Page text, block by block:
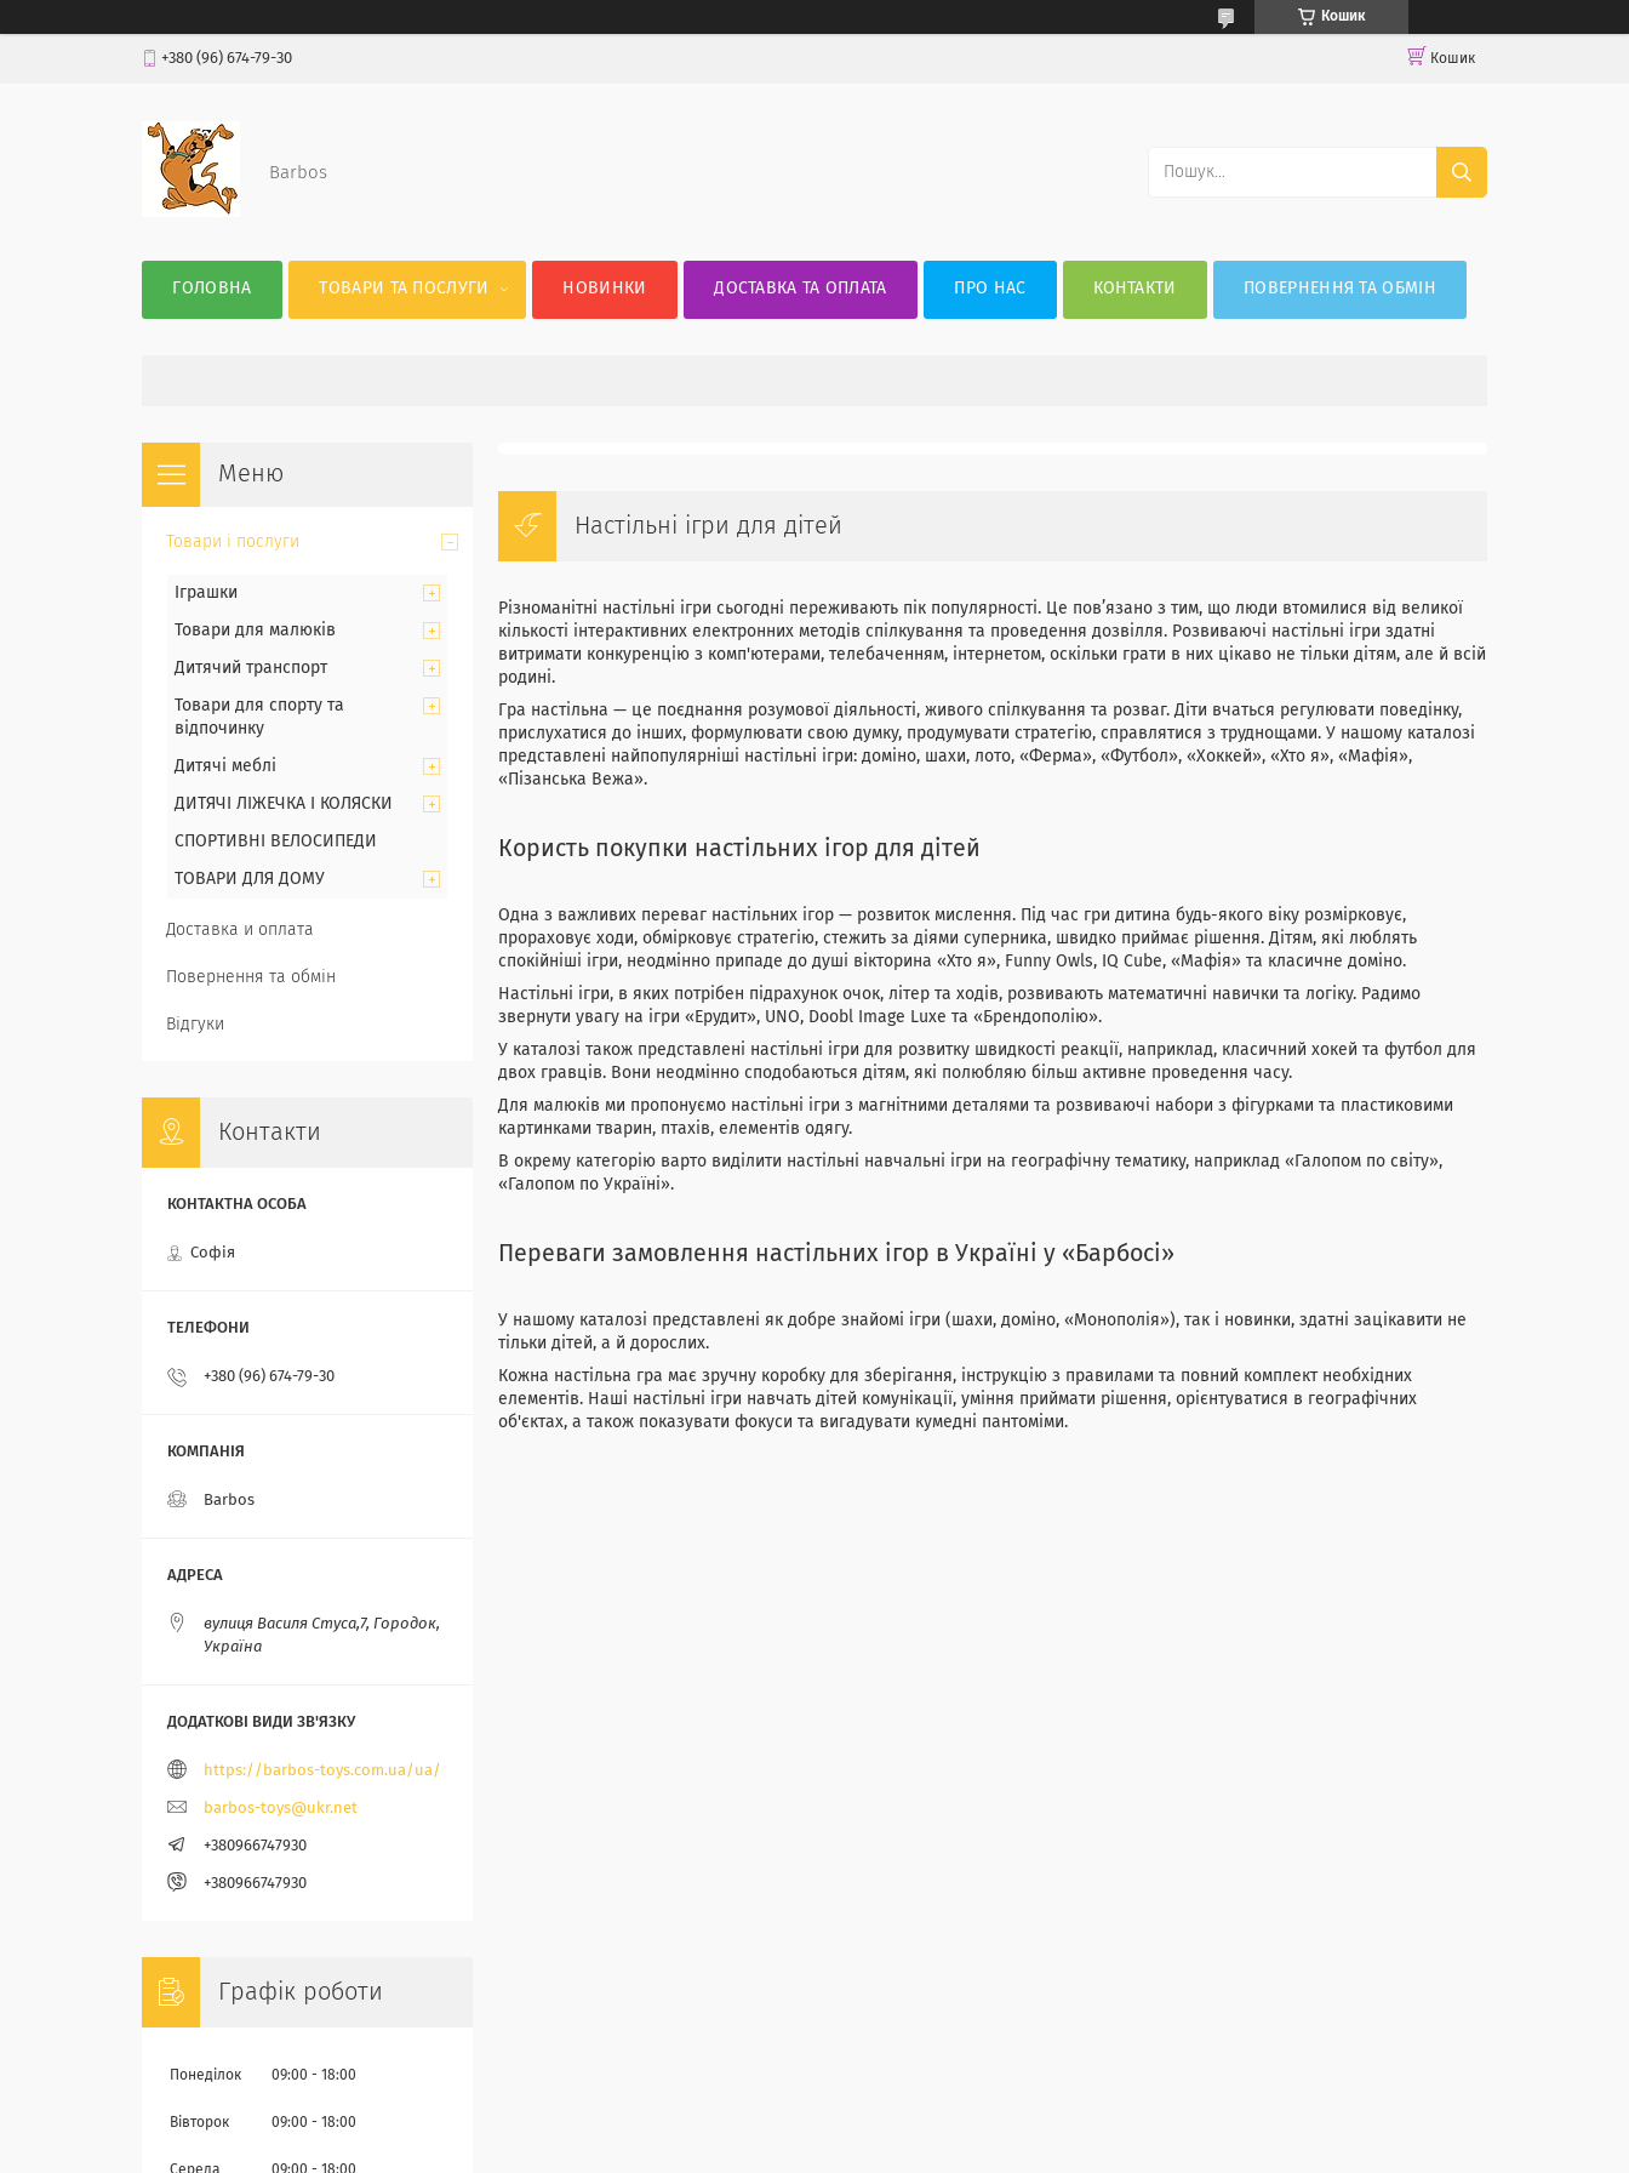
Кошик
+380 (96) 674-79-30 Кошик
Barbos
ГОЛОВНА ТОВАРИ ТА ПОСЛУГИ НОВИНКИ ДОСТАВКА ТА ОПЛАТА ПРО НАС КОНТАКТИ ПОВЕРНЕННЯ ТА ОБМІН
Настільні ігри для дітей
Різноманітні настільні ігри сьогодні переживають пік популярності. Це пов’язано з тим, що люди втомилися від великої
кількості інтерактивних електронних методів спілкування та проведення дозвілля. Розвиваючі настільні ігри здатні
витримати конкуренцію з комп'ютерами, телебаченням, інтернетом, оскільки грати в них цікаво не тільки дітям, але й всій
родині.
Гра настільна — це поєднання розумової діяльності, живого спілкування та розваг. Діти вчаться регулювати поведінку,
прислухатися до інших, формулювати свою думку, продумувати стратегію, справлятися з труднощами. У нашому каталозі
представлені найпопулярніші настільні ігри: доміно, шахи, лото, «Ферма», «Футбол», «Хоккей», «Хто я», «Мафія»,
«Пізанська Вежа».
Користь покупки настільних ігор для дітей
Одна з важливих переваг настільних ігор — розвиток мислення. Під час гри дитина будь-якого віку розмірковує,
прораховує ходи, обмірковує стратегію, стежить за діями суперника, швидко приймає рішення. Дітям, які люблять
спокійніші ігри, неодмінно припаде до душі вікторина «Хто я», Funny Owls, IQ Cube, «Мафія» та класичне доміно.
Настільні ігри, в яких потрібен підрахунок очок, літер та ходів, розвивають математичні навички та логіку. Радимо
звернути увагу на ігри «Ерудит», UNO, Doobl Image Luxe та «Брендополію».
У каталозі також представлені настільні ігри для розвитку швидкості реакції, наприклад, класичний хокей та футбол для
двох гравців. Вони неодмінно сподобаються дітям, які полюбляю більш активне проведення часу.
Для малюків ми пропонуємо настільні ігри з магнітними деталями та розвиваючі набори з фігурками та пластиковими
картинками тварин, птахів, елементів одягу.
В окрему категорію варто виділити настільні навчальні ігри на географічну тематику, наприклад «Галопом по світу»,
«Галопом по Україні».
Переваги замовлення настільних ігор в Україні у «Барбосі»
У нашому каталозі представлені як добре знайомі ігри (шахи, доміно, «Монополія»), так і новинки, здатні зацікавити не
тільки дітей, а й дорослих.
Кожна настільна гра має зручну коробку для зберігання, інструкцію з правилами та повний комплект необхідних
елементів. Наші настільні ігри навчать дітей комунікації, уміння приймати рішення, орієнтуватися в географічних
об'єктах, а також показувати фокуси та вигадувати кумедні пантоміми.
Товари і послуги
Іграшки
Товари для малюків
Дитячий транспорт
Товари для спорту та
відпочинку
Дитячі меблі
ДИТЯЧІ ЛІЖЕЧКА І КОЛЯСКИ
СПОРТИВНІ ВЕЛОСИПЕДИ
ТОВАРИ ДЛЯ ДОМУ
Доставка и оплата
Повернення та обмін
Відгуки
Контакти
Софія
+380 (96) 674-79-30
Barbos
вулиця Василя Стуса,7, Городок,
Україна
https://barbos-toys.com.ua/ua/
barbos-toys@ukr.net
+380966747930
+380966747930
Графік роботи
Понеділок 09:00 18:00
Вівторок 09:00 18:00